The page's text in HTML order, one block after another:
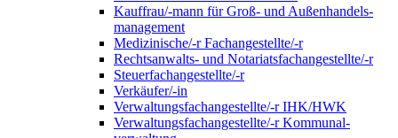
Kauffrau/-mann für Groß- und Außen­handels­
manage­ment
Medizinische/-r Fachangestellte/-r
Rechtsanwalts- und Notariatsfachangestellte/-r
Steuerfachangestellte/-r
Verkäufer/-in
Verwaltungs­fach­angestellte/-r IHK/HWK
Verwaltungsfach­angestellte/-r Kommunal­